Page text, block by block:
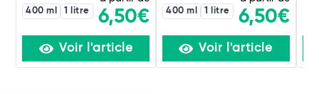
400 ml 1 litre 6,50€
Voir l'article
400 ml 1 litre 6,50€
Voir l'article